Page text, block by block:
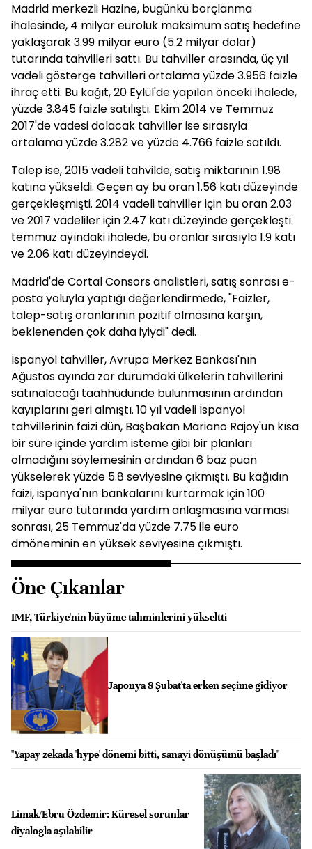
Madrid merkezli Hazine, bugünkü borçlanma
ihalesinde, 4 milyar euroluk maksimum satış hedefine
yaklaşarak 3.99 milyar euro (5.2 milyar dolar)
tutarında tahvilleri sattı. Bu tahviller arasında, üç yıl
vadeli gösterge tahvilleri ortalama yüzde 3.956 faizle
ihraç etti. Bu kağıt, 20 Eylül'de yapılan önceki ihalede,
yüzde 3.845 faizle satılıştı. Ekim 2014 ve Temmuz
2017'de vadesi dolacak tahviller ise sırasıyla
ortalama yüzde 3.282 ve yüzde 4.766 faizle satıldı.
Talep ise, 2015 vadeli tahvilde, satış miktarının 1.98
katına yükseldi. Geçen ay bu oran 1.56 katı düzeyinde
gerçekleşmişti. 2014 vadeli tahviller için bu oran 2.03
ve 2017 vadeliler için 2.47 katı düzeyinde gerçekleşti.
temmuz ayındaki ihalede, bu oranlar sırasıyla 1.9 katı
ve 2.06 katı düzeyindeydi.
Madrid'de Cortal Consors analistleri, satış sonrası e-
posta yoluyla yaptığı değerlendirmede, "Faizler,
talep-satış oranlarının pozitif olmasına karşın,
beklenenden çok daha iyiydi" dedi.
İspanyol tahviller, Avrupa Merkez Bankası'nın
Ağustos ayında zor durumdaki ülkelerin tahvillerini
satınalacağı taahhüdünde bulunmasının ardından
kayıplarını geri almıştı. 10 yıl vadeli İspanyol
tahvillerinin faizi dün, Başbakan Mariano Rajoy'un kısa
bir süre içinde yardım isteme gibi bir planları
olmadığını söylemesinin ardından 6 baz puan
yükselerek yüzde 5.8 seviyesine çıkmıştı. Bu kağıdın
faizi, ispanya'nın bankalarını kurtarmak için 100
milyar euro tutarında yardım anlaşmasına varması
sonrası, 25 Temmuz'da yüzde 7.75 ile euro
dmöneminin en yüksek seviyesine çıkmıştı.
Öne Çıkanlar
IMF, Türkiye'nin büyüme tahminlerini yükseltti
Japonya 8 Şubat'ta erken seçime gidiyor
"Yapay zekada 'hype' dönemi bitti, sanayi dönüşümü başladı"
Limak/Ebru Özdemir: Küresel sorunlar
diyalogla aşılabilir